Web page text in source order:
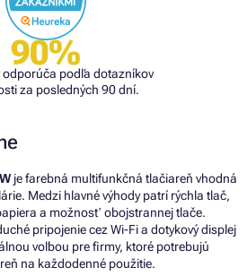
90%
podľa dotazníkov
za posledných 90 dní.
je farebná multifunkčná tlačiareň vhodná
Medzi hlavné výhody patrí rýchla tlač,
a možnosť obojstrannej tlače.
pripojenie cez Wi-Fi a dotykový displej
voľbou pre firmy, ktoré potrebujú
na každodenné použitie.